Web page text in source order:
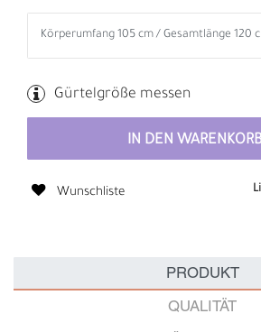
Gürtelgröße messen
IN DEN
Wunschliste
PRODUKT
QUALITÄT